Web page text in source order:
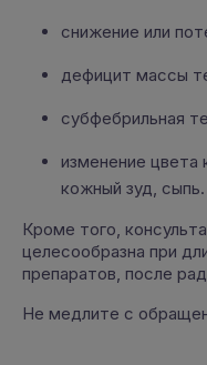
снижение или
дефицит массы
субфебрильная
изменение
кожный зуд, сыпь.
Кроме того,
целесообразна при
препаратов, после
Не медлите с